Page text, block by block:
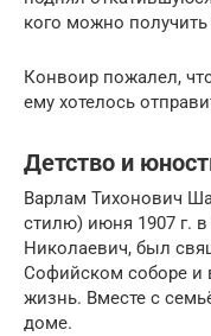
кого можно получить
Конвоир пожалел,
ему хотелось
Детство и
Варлам Тихонович
стилю) июня 1907 г. в
Николаевич, был
Софийском соборе и
жизнь. Вместе с
доме.